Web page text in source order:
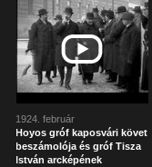
1924. február
Hoyos gróf kaposvári követ
beszámolója és gróf Tisza
István arcképének